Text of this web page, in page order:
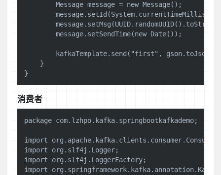
        Message message = new Message();
        message.setId(System.currentTimeMillis());
        message.setSendTime(new Date());
kafkaTemplate.send("first",
    }
消费者
package com.lzhpo.kafka.springbootkafkademo;
import
import org.slf4j.Logger;
import org.slf4j.LoggerFactory;
import